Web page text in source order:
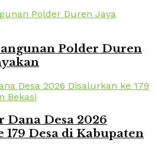
Polder Duren
Dana Desa 2026
Desa di Kabupaten